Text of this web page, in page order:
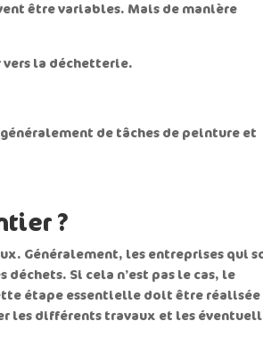
être variables. Mais de manière
vers la déchetterie.
de tâches de peinture et
?
Généralement, les entreprises qui
Si cela n’est pas le cas, le
étape essentielle doit être réalisée
les différents travaux et les